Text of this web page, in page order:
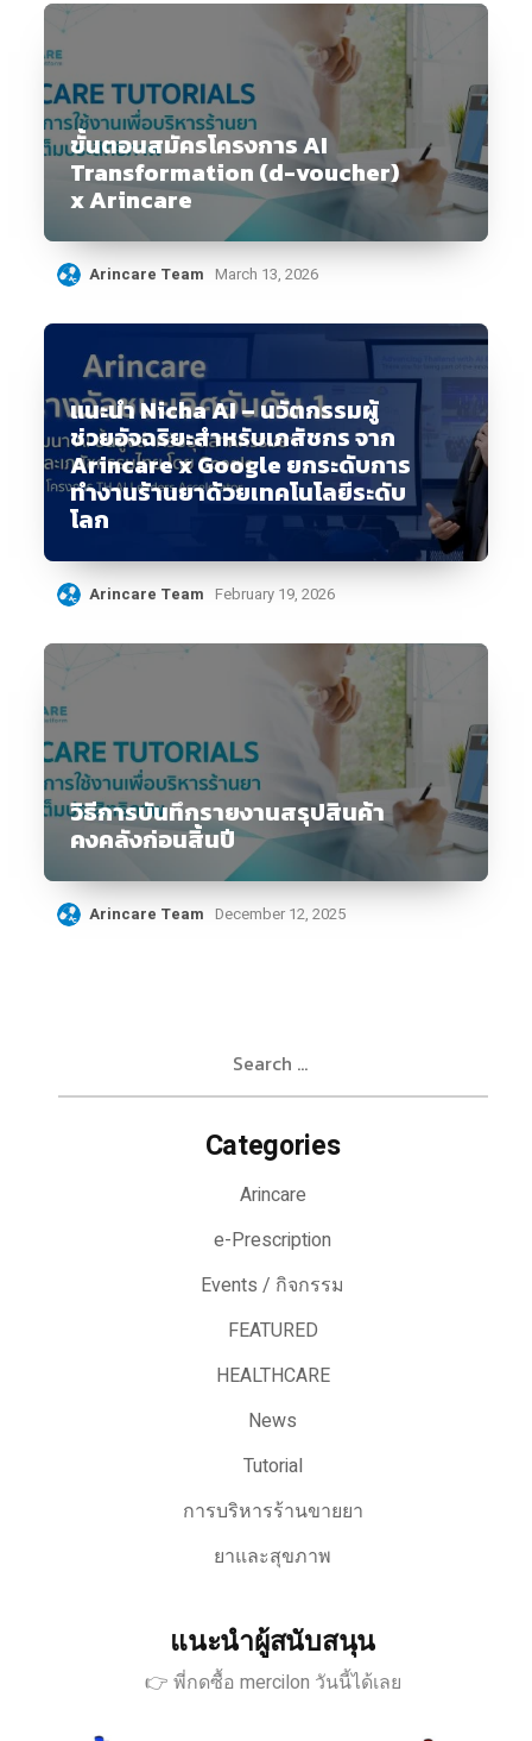
ขั้นตอนสมัครโครงการ AI
Transformation (d-voucher)
x Arincare
Arincare Team March 13, 2026
แนะนำ Nicha AI – นวัตกรรมผู้
ช่วยอัจฉริยะสำหรับเภสัชกร จาก
Arincare x Google ยกระดับการ
ทำงานร้านยาด้วยเทคโนโลยีระดับ
โลก
Arincare Team February 19, 2026
วิธีการบันทึกรายงานสรุปสินค้า
คงคลังก่อนสิ้นปี
Arincare Team December 12, 2025
Categories
Arincare
e-Prescription
Events / กิจกรรม
FEATURED
HEALTHCARE
News
Tutorial
การบริหารร้านขายยา
ยาและสุขภาพ
แนะนำผู้สนับสนุน
👉 พี่กดซื้อ mercilon วันนี้ได้เลย